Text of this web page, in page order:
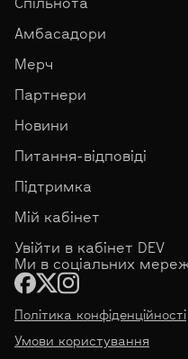
Амбасадори
Мерч
Партнери
Новини
Питання-відповіді
Підтримка
Мій кабінет
Увійти в кабінет DEV
Ми в соціальних
Політика конфіденційності
Умови користування